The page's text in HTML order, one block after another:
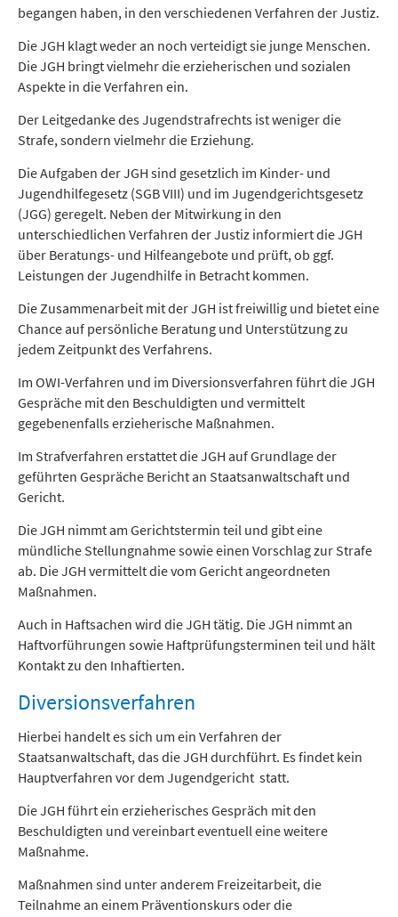
begangen haben, in den verschiedenen Verfahren der Justiz.
Die JGH klagt weder an noch verteidigt sie junge Menschen.
Die JGH bringt vielmehr die erzieherischen und sozialen
Aspekte in die Verfahren ein.
Der Leitgedanke des Jugendstrafrechts ist weniger die
Strafe, sondern vielmehr die Erziehung.
Die Aufgaben der JGH sind gesetzlich im Kinder- und
Jugendhilfegesetz (SGB VIII) und im Jugendgerichtsgesetz
(JGG) geregelt. Neben der Mitwirkung in den
unterschiedlichen Verfahren der Justiz informiert die JGH
über Beratungs- und Hilfeangebote und prüft, ob ggf.
Leistungen der Jugendhilfe in Betracht kommen.
Die Zusammenarbeit mit der JGH ist freiwillig und bietet eine
Chance auf persönliche Beratung und Unterstützung zu
jedem Zeitpunkt des Verfahrens.
Im OWI-Verfahren und im Diversionsverfahren führt die JGH
Gespräche mit den Beschuldigten und vermittelt
gegebenenfalls erzieherische Maßnahmen.
Im Strafverfahren erstattet die JGH auf Grundlage der
geführten Gespräche Bericht an Staatsanwaltschaft und
Gericht.
Die JGH nimmt am Gerichtstermin teil und gibt eine
mündliche Stellungnahme sowie einen Vorschlag zur Strafe
ab. Die JGH vermittelt die vom Gericht angeordneten
Maßnahmen.
Auch in Haftsachen wird die JGH tätig. Die JGH nimmt an
Haftvorführungen sowie Haftprüfungsterminen teil und hält
Kontakt zu den Inhaftierten.
Diversionsverfahren
Hierbei handelt es sich um ein Verfahren der
Staatsanwaltschaft, das die JGH durchführt. Es findet kein
Hauptverfahren vor dem Jugendgericht statt.
Die JGH führt ein erzieherisches Gespräch mit den
Beschuldigten und vereinbart eventuell eine weitere
Maßnahme.
Maßnahmen sind unter anderem Freizeitarbeit, die
Teilnahme an einem Präventionskurs oder die